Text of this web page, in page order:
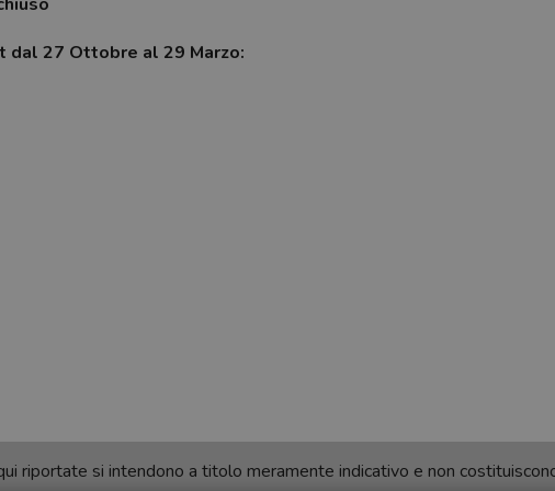
dal 27 Ottobre al 29 Marzo:
riportate si intendono a titolo meramente indicativo e non